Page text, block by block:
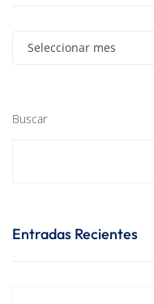
Seleccionar mes
Buscar
Entradas Recientes